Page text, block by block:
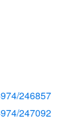
246857
247092